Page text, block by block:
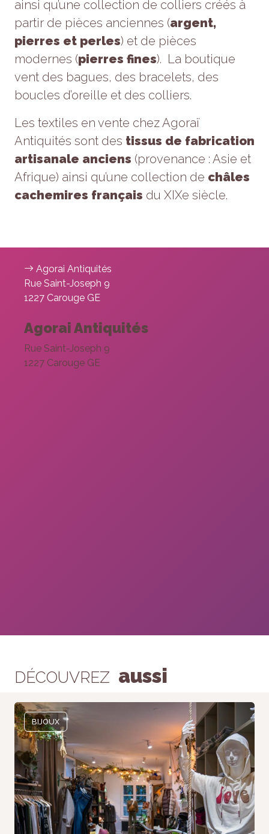
ainsi qu’une collection de colliers créés à
partir de pièces anciennes (argent,
pierres et perles) et de pièces
modernes (pierres fines). La boutique
vent des bagues, des bracelets, des
boucles d’oreille et des colliers.
Les textiles en vente chez Agoraï
Antiquités sont des tissus de fabrication
artisanale anciens (provenance : Asie et
Afrique) ainsi qu’une collection de châles
cachemires français du XIXe siècle.
Agorai Antiquités
Rue Saint-Joseph 9
1227 Carouge GE
Agorai Antiquités
Rue Saint-Joseph 9
1227 Carouge GE
DÉCOUVREZ aussi
BIJOUX
personnalisés.